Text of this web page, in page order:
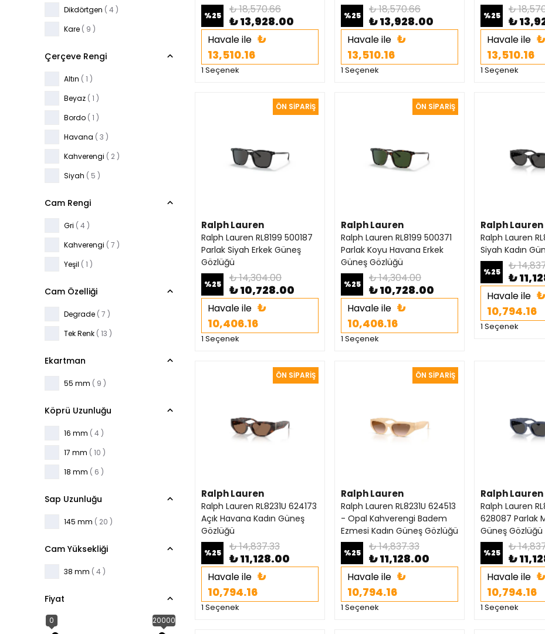
Dikdörtgen ( 4 )
Kare ( 9 )
Çerçeve Rengi
Altın ( 1 )
Beyaz ( 1 )
Bordo ( 1 )
Havana ( 3 )
Kahverengi ( 2 )
Siyah ( 5 )
Cam Rengi
Gri ( 4 )
Kahverengi ( 7 )
Yeşil ( 1 )
Cam Özelliği
Degrade ( 7 )
Tek Renk ( 13 )
Ekartman
55 mm ( 9 )
Köprü Uzunluğu
16 mm ( 4 )
17 mm ( 10 )
18 mm ( 6 )
Sap Uzunluğu
145 mm ( 20 )
Cam Yüksekliği
38 mm ( 4 )
Fiyat
0 20000
%25 ₺ 18,570.66
₺ 13,928.00
Havale ile ₺
13,510.16
1 Seçenek
%25 ₺ 18,570.66
₺ 13,928.00
Havale ile ₺
13,510.16
1 Seçenek
%25 ₺
₺
Havale ile ₺
13,510.16
1 Seçenek
Ralph Lauren
Ralph Lauren RL8199 500187
Parlak Siyah Erkek Güneş
Gözlüğü
%25 ₺ 14,304.00
₺ 10,728.00
Havale ile ₺
10,406.16
1 Seçenek
Ralph Lauren
Ralph Lauren RL8199 500371
Parlak Koyu Havana Erkek
Güneş Gözlüğü
%25 ₺ 14,304.00
₺ 10,728.00
Havale ile ₺
10,406.16
1 Seçenek
Ralph Lauren
Ralph Lauren
Siyah Kadın
%25 ₺
₺
Havale ile ₺
10,794.16
1 Seçenek
Ralph Lauren
Ralph Lauren RL8231U 624173
Açık Havana Kadın Güneş
Gözlüğü
%25 ₺ 14,837.33
₺ 11,128.00
Havale ile ₺
10,794.16
1 Seçenek
Ralph Lauren
Ralph Lauren RL8231U 624513
- Opal Kahverengi Badem
Ezmesi Kadın Güneş Gözlüğü
%25 ₺ 14,837.33
₺ 11,128.00
Havale ile ₺
10,794.16
1 Seçenek
Ralph Lauren
Ralph Lauren
628087 Parlak
Güneş Gözlüğü
%25 ₺
₺
Havale ile ₺
10,794.16
1 Seçenek